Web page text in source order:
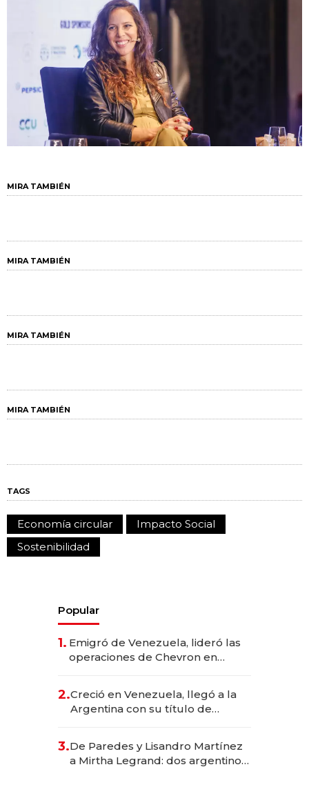
MIRA TAMBIÉN
MIRA TAMBIÉN
MIRA TAMBIÉN
MIRA TAMBIÉN
TAGS
Economía circular
Impacto Social
Sostenibilidad
Popular
1. Emigró de Venezuela, lideró las
operaciones de Chevron en
2.Creció en Venezuela, llegó a la
Argentina con su título de
las marcas "fast premium"
3.De Paredes y Lisandro Martínez
a Mirtha Legrand: dos argentinos